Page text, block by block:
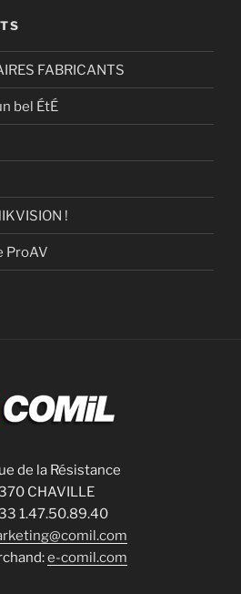
FABRICANTS
bel ÉtÉ
!
ProAV
de la Résistance
CHAVILLE
1.47.50.89.40
e-comil.com